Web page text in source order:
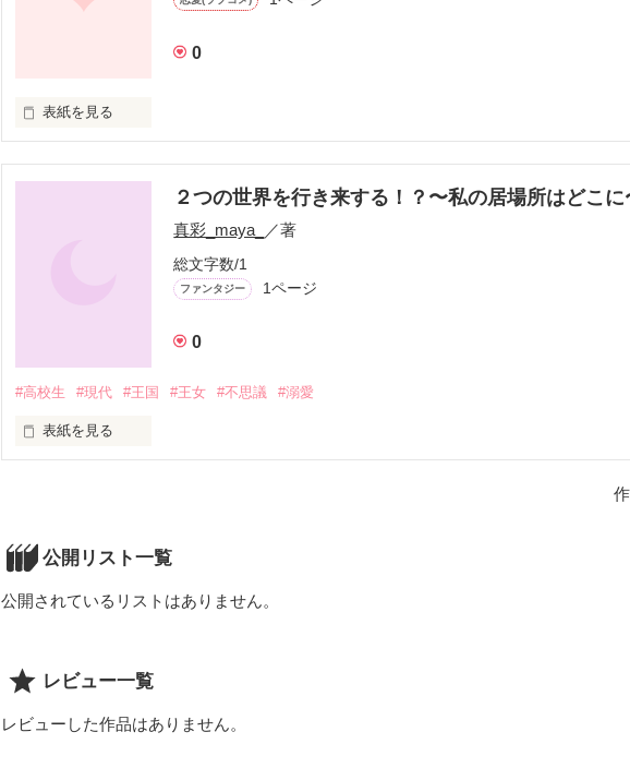
0
表紙を見る
２つの世界を行き来する！？〜私の居場所はどこに
真彩_maya_ ／著
総文字数/1
ファンタジー 1ページ
0
#高校生 #現代 #王国 #王女 #不思議 #溺愛
表紙を見る
あの夢に気付くまでは…
公開リスト一覧
公開されているリストはありません。
レビュー一覧
レビューした作品はありません。